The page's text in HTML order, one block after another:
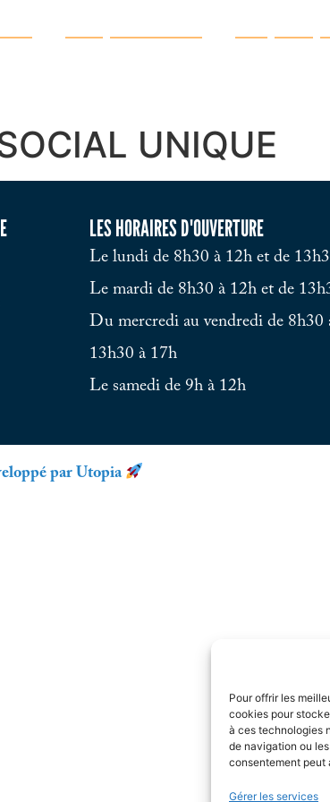
Pour offrir les
cookies pour
à ces technologies
de navigation ou
consentement peut
Gérer les services
UNIQUE
LES HORAIRES D'OUVERTURE
Le lundi de 8h30 à 12h et de
Le mardi de 8h30 à 12h et de
Du mercredi au vendredi de 8h30
13h30 à 17h
Le samedi de 9h à 12h
par Utopia